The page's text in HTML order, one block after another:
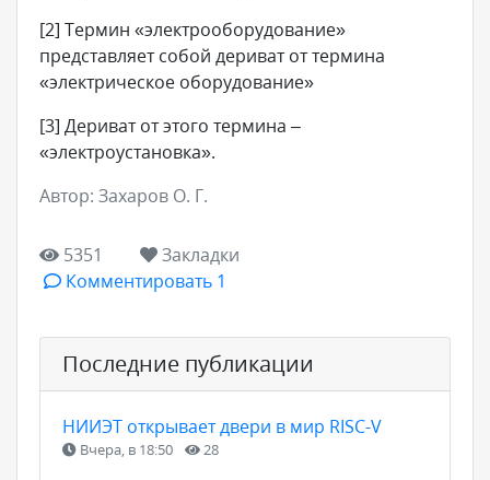
[2] Термин «электрооборудование»
представляет собой дериват от термина
«электрическое оборудование»
[3] Дериват от этого термина –
«электроустановка».
Автор: Захаров О. Г.
5351
Закладки
Комментировать 1
Последние публикации
НИИЭТ открывает двери в мир RISC-V
Вчера, в 18:50 28